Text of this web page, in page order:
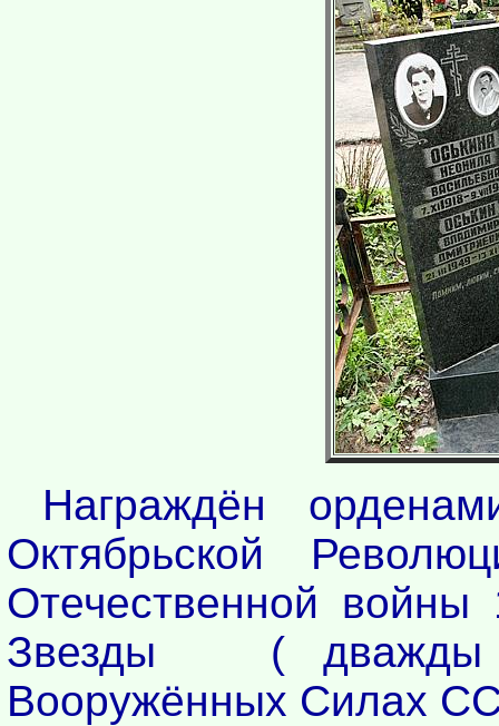
Награждён
Октябрьской
Отечественной
Звезды ( дважды
Вооружённых Силах